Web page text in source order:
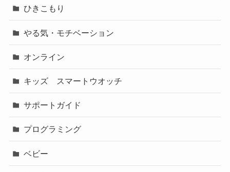
ひきこもり
やる気・モチベーション
オンライン
キッズ スマートウオッチ
サポートガイド
プログラミング
ベビー